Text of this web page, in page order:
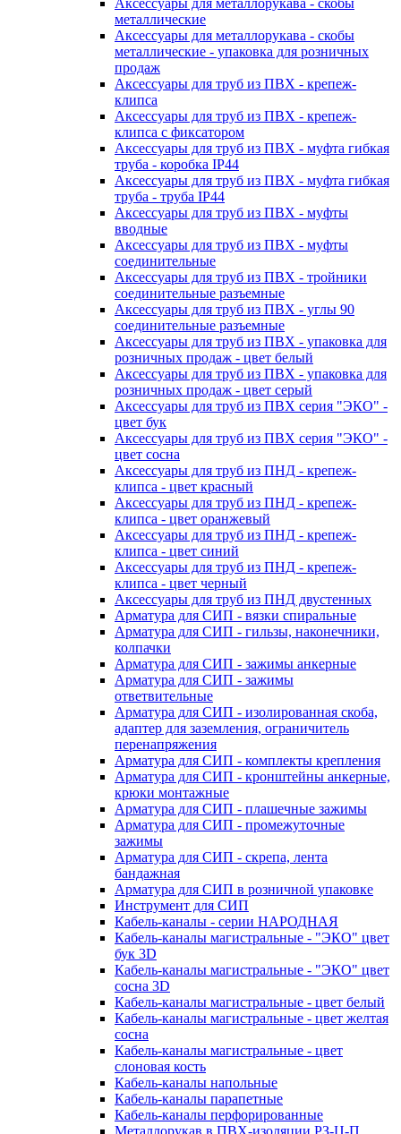
Аксессуары для металлорукава - скобы
металлические
Аксессуары для металлорукава - скобы
металлические - упаковка для розничных
продаж
Аксессуары для труб из ПВХ - крепеж-
клипса
Аксессуары для труб из ПВХ - крепеж-
клипса с фиксатором
Аксессуары для труб из ПВХ - муфта гибкая
труба - коробка IP44
Аксессуары для труб из ПВХ - муфта гибкая
труба - труба IP44
Аксессуары для труб из ПВХ - муфты
вводные
Аксессуары для труб из ПВХ - муфты
соединительные
Аксессуары для труб из ПВХ - тройники
соединительные разъемные
Аксессуары для труб из ПВХ - углы 90
соединительные разъемные
Аксессуары для труб из ПВХ - упаковка для
розничных продаж - цвет белый
Аксессуары для труб из ПВХ - упаковка для
розничных продаж - цвет серый
Аксессуары для труб из ПВХ серия "ЭКО" -
цвет бук
Аксессуары для труб из ПВХ серия "ЭКО" -
цвет сосна
Аксессуары для труб из ПНД - крепеж-
клипса - цвет красный
Аксессуары для труб из ПНД - крепеж-
клипса - цвет оранжевый
Аксессуары для труб из ПНД - крепеж-
клипса - цвет синий
Аксессуары для труб из ПНД - крепеж-
клипса - цвет черный
Аксессуары для труб из ПНД двустенных
Арматура для СИП - вязки спиральные
Арматура для СИП - гильзы, наконечники,
колпачки
Арматура для СИП - зажимы анкерные
Арматура для СИП - зажимы
ответвительные
Арматура для СИП - изолированная скоба,
адаптер для заземления, ограничитель
перенапряжения
Арматура для СИП - комплекты крепления
Арматура для СИП - кронштейны анкерные,
крюки монтажные
Арматура для СИП - плашечные зажимы
Арматура для СИП - промежуточные
зажимы
Арматура для СИП - скрепа, лента
бандажная
Арматура для СИП в розничной упаковке
Инструмент для СИП
Кабель-каналы - серии НАРОДНАЯ
Кабель-каналы магистральные - "ЭКО" цвет
бук 3D
Кабель-каналы магистральные - "ЭКО" цвет
сосна 3D
Кабель-каналы магистральные - цвет белый
Кабель-каналы магистральные - цвет желтая
сосна
Кабель-каналы магистральные - цвет
слоновая кость
Кабель-каналы напольные
Кабель-каналы парапетные
Кабель-каналы перфорированные
Металлорукав в ПВХ-изоляции РЗ-Ц-П